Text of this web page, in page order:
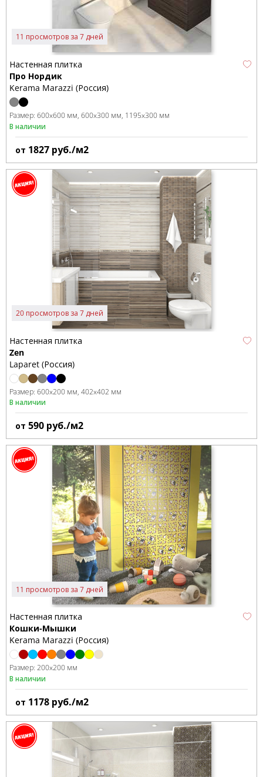
11 просмотров за 7 дней
Настенная плитка
Про Нордик
Kerama Marazzi (Россия)
Размер: 600x600 мм 600x300 мм 1195x300 мм
В наличии
от 1827 руб./м2
20 просмотров за 7 дней
Настенная плитка
Zen
Laparet (Россия)
Размер: 600x200 мм 402x402 мм
В наличии
от 590 руб./м2
11 просмотров за 7 дней
Настенная плитка
Кошки-Мышки
Kerama Marazzi (Россия)
Размер: 200x200 мм
В наличии
от 1178 руб./м2